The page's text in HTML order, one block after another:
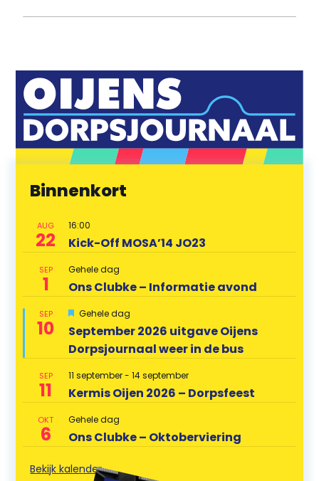
Binnenkort
AUG
22
16:00
Kick-Off MOSA’14 JO23
SEP
1
Gehele dag
Ons Clubke – Informatie avond
SEP
10
U
t
g
e
i
c
h
t
Gehele dag
September 2026 uitgave Oijens
Dorpsjournaal weer in de bus
SEP
11
11 september-14 september
Kermis Oijen 2026 – Dorpsfeest
OKT
6
Gehele dag
Ons Clubke – Oktoberviering
Bekijk kalender